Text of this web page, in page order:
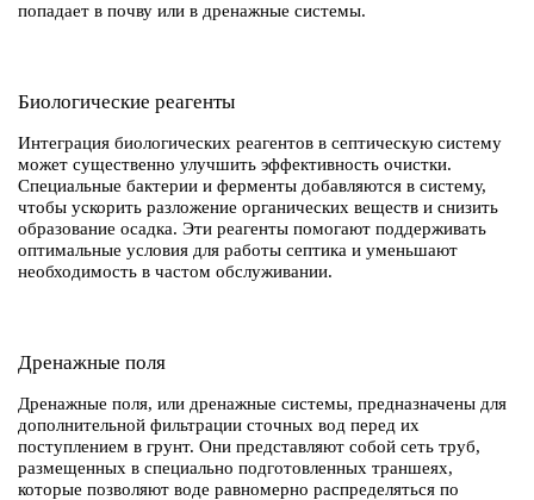
попадает в почву или в дренажные системы.
Биологические реагенты
Интеграция биологических реагентов в септическую систему
может существенно улучшить эффективность очистки.
Специальные бактерии и ферменты добавляются в систему,
чтобы ускорить разложение органических веществ и снизить
образование осадка. Эти реагенты помогают поддерживать
оптимальные условия для работы септика и уменьшают
необходимость в частом обслуживании.
Дренажные поля
Дренажные поля, или дренажные системы, предназначены для
дополнительной фильтрации сточных вод перед их
поступлением в грунт. Они представляют собой сеть труб,
размещенных в специально подготовленных траншеях,
которые позволяют воде равномерно распределяться по